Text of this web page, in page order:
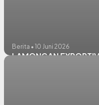
Berita • 10 Juni 2026
LAMONGAN